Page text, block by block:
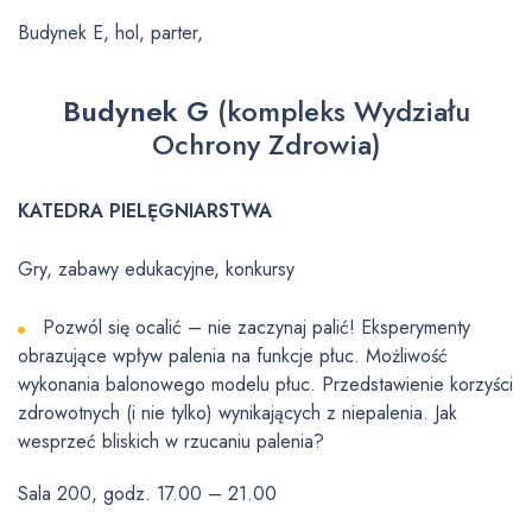
Budynek E, hol, parter,
Budynek G (kompleks Wydziału
Ochrony Zdrowia)
KATEDRA PIELĘGNIARSTWA
Gry, zabawy edukacyjne, konkursy
Pozwól się ocalić – nie zaczynaj palić! Eksperymenty
obrazujące wpływ palenia na funkcje płuc. Możliwość
wykonania balonowego modelu płuc. Przedstawienie korzyści
zdrowotnych (i nie tylko) wynikających z niepalenia. Jak
wesprzeć bliskich w rzucaniu palenia?
Sala 200, godz. 17.00 – 21.00